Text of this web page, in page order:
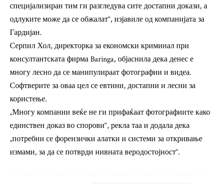
специјализиран тим ги разгледува сите достапни докази, а
одлуките може да се обжалат“, изјавиле од компанијата за
Гардијан.
Серпил Хол, директорка за економски криминал при
консултантската фирма Baringa, објаснила дека денес е
многу лесно да се манипулираат фотографии и видеа.
Софтверите за оваа цел се евтини, достапни и лесни за
користење.
„Многу компании веќе не ги прифаќаат фотографиите како
единствен доказ во спорови“, рекла таа и додала дека
„потребни се форензички алатки и системи за откривање
измами, за да се потврди нивната веродостојност“.